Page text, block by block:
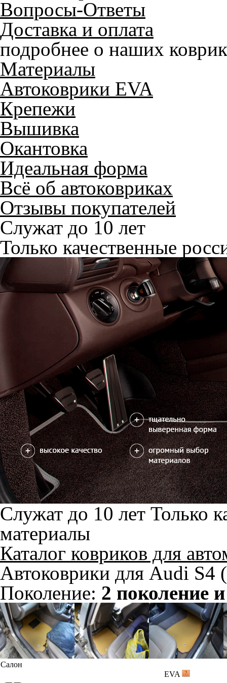
Вопросы-Ответы
Доставка и оплата
подробнее о наших
Материалы
Автоковрики EVA
Крепежи
Вышивка
Окантовка
Идеальная форма
Всё об автоковриках
Отзывы покупателей
Служат до 10 лет
Только качественные
Служат до 10 лет Только
материалы
Каталог ковриков для
Автоковрики для Audi S4
Поколение: 2 поколение
Салон
EVA